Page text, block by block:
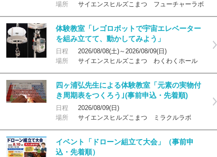
場所
サイエンスヒルズこまつ フューチャーラボ
体験教室「レゴロボットで宇宙エレベーター
を組み立てて、動かしてみよう」
日程
2026/08/08(土)～2026/08/09(日)
場所
サイエンスヒルズこまつ わくわくホール
四ヶ浦弘先生による体験教室「元素の実物付
き周期表をつくろう｣(事前申込・先着順)
日程
2026/08/09(日)
場所
サイエンスヒルズこまつ ミラクルラボ
イベント「ドローン組立て大会」（事前申
込・先着順）